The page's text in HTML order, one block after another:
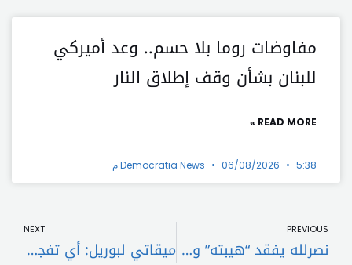
مفاوضات روما بلا حسم.. وعد أميركي
للبنان بشأن وقف إطلاق النار
READ MORE »
Democratia News 06/08/2026 5:38 م
PREVIOUS
نصرلله يفقد “هيبته” وقرار السلم والحرب بيد ايران
NEXT
ميقاتي لبوريل: أي تفجير واسع النطاق جنوب لبنان سيقود ‏المنطقة الى تفجير شامل